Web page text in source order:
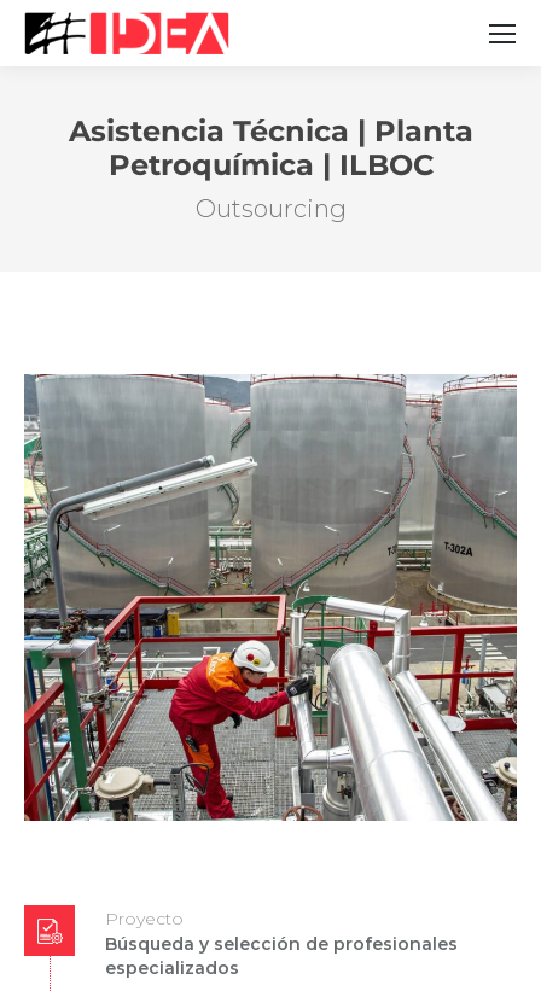
Asistencia Técnica | Planta
Petroquímica | ILBOC
Outsourcing
Estás aquí:
Proyecto
Búsqueda y selección de profesionales
especializados